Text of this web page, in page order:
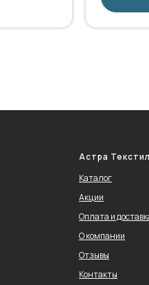
Астра
Каталог
Акции
Оплата и
О компании
Отзывы
Контакты